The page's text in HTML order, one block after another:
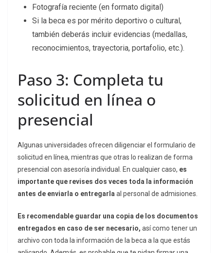
Fotografía reciente (en formato digital)
Si la beca es por mérito deportivo o cultural,
también deberás incluir evidencias (medallas,
reconocimientos, trayectoria, portafolio, etc.).
Paso 3: Completa tu
solicitud en línea o
presencial
Algunas universidades ofrecen diligenciar el formulario de
solicitud en línea, mientras que otras lo realizan de forma
presencial con asesoría individual. En cualquier caso, es
importante que revises dos veces toda la información
antes de enviarla o entregarla al personal de admisiones.
Es recomendable guardar una copia de los documentos
entregados en caso de ser necesario, así como tener un
archivo con toda la información de la beca a la que estás